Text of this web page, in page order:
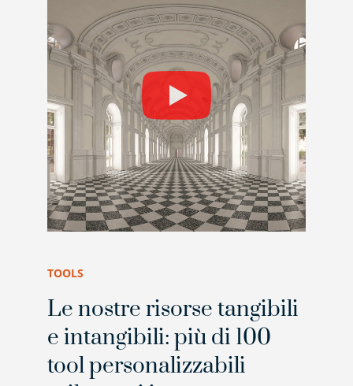
TOOLS
Le nostre risorse tangibili
e intangibili: più di 100
tool personalizzabili